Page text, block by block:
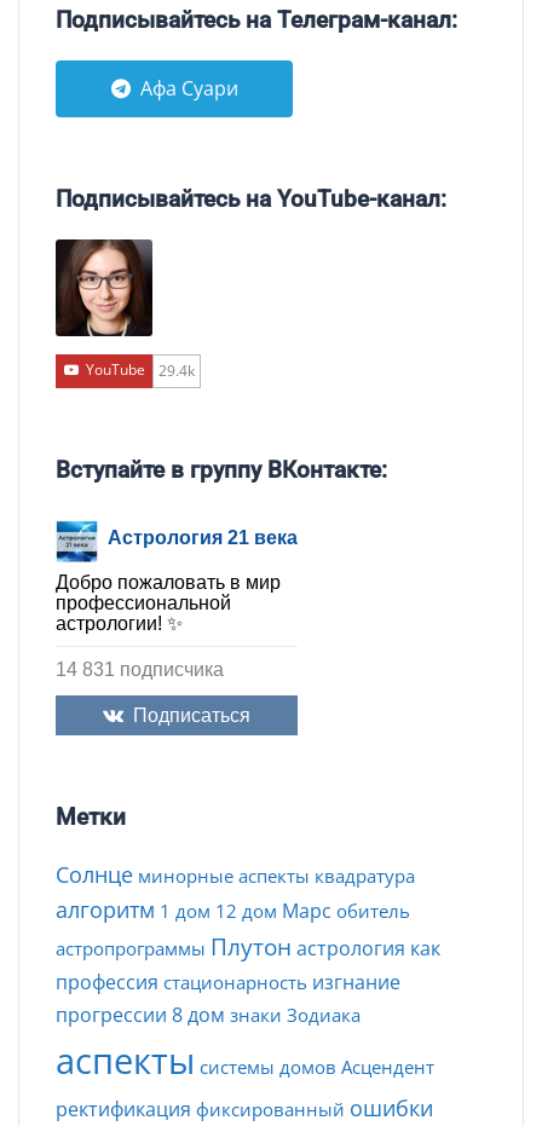
Подписывайтесь на Телеграм-канал:
Афа Суари
Подписывайтесь на YouTube-канал:
YouTube 29.4k
Вступайте в группу ВКонтакте:
Астрология 21 века
Добро пожаловать в мир
профессиональной
астрологии! ✨
14 831 подписчика
Подписаться
Метки
Солнце минорные аспекты квадратура
алгоритм 1 дом 12 дом Марс обитель
астропрограммы Плутон астрология как
профессия стационарность изгнание
прогрессии 8 дом знаки Зодиака
аспекты системы домов Асцендент
ректификация фиксированный ошибки